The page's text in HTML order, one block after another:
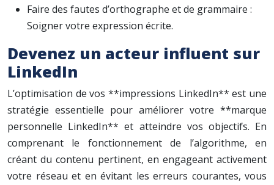
Faire des fautes d’orthographe et de grammaire :
Soigner votre expression écrite.
Devenez un acteur influent sur
LinkedIn
L’optimisation de vos **impressions LinkedIn** est une
stratégie essentielle pour améliorer votre **marque
personnelle LinkedIn** et atteindre vos objectifs. En
comprenant le fonctionnement de l’algorithme, en
créant du contenu pertinent, en engageant activement
votre réseau et en évitant les erreurs courantes, vous